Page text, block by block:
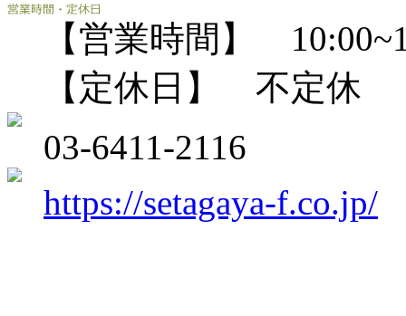
【営業時間】
【定休日】 不定休
03-6411-2116
https://setagaya-f.co.jp/